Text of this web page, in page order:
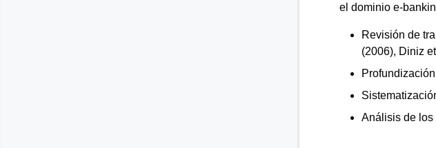
el dominio e-
Revisión de
(2006), Diniz
Análisis de los